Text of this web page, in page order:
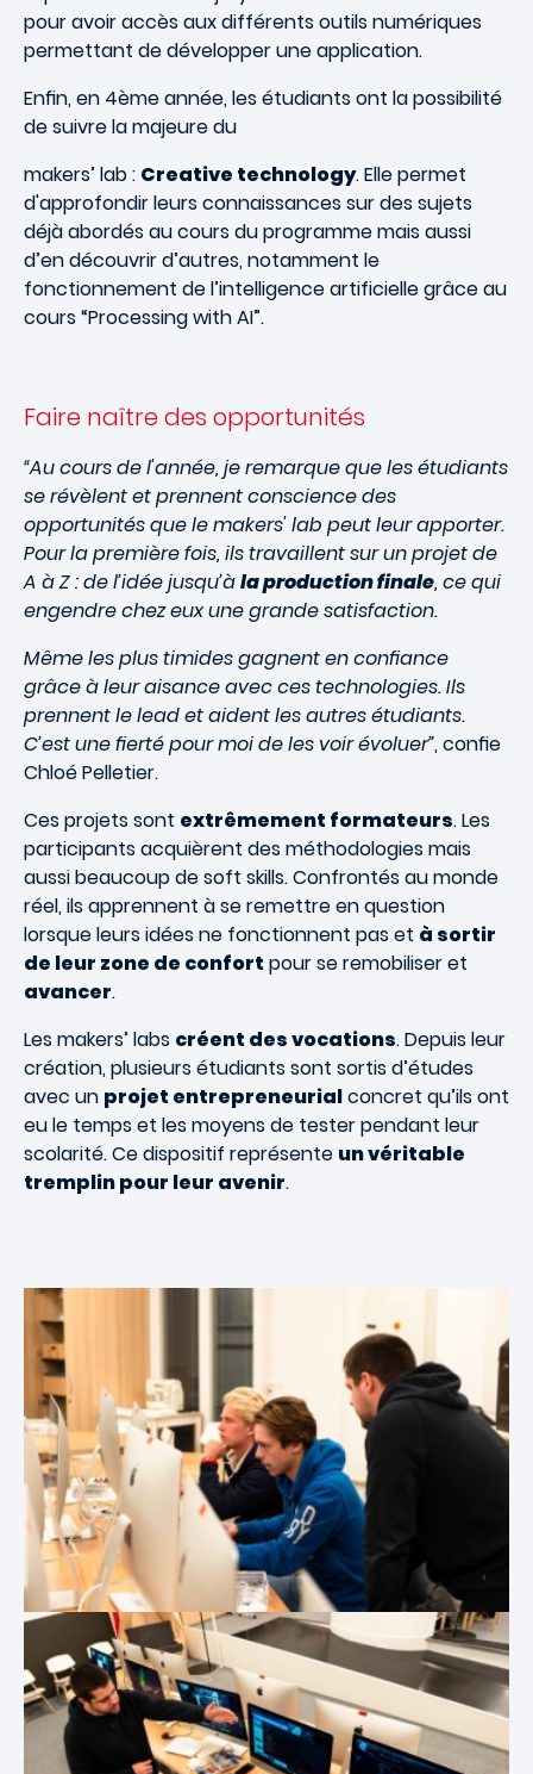
pour avoir accès aux différents outils numériques
permettant de développer une application.
Enﬁn, en 4ème année, les étudiants ont la possibilité
de suivre la majeure du
makers’ lab : Creative technology. Elle permet
d'approfondir leurs connaissances sur des sujets
déjà abordés au cours du programme mais aussi
d’en découvrir d’autres, notamment le
fonctionnement de l’intelligence artificielle grâce au
cours “Processing with AI”.
Faire naître des opportunités
“Au cours de l'année, je remarque que les étudiants
se révèlent et prennent conscience des
opportunités que le makers' lab peut leur apporter.
Pour la première fois, ils travaillent sur un projet de
A à Z : de l’idée jusqu’àla production finale, ce qui
engendre chez eux une grande satisfaction.
Même les plus timides gagnent en conﬁance
grâce à leur aisance avec ces technologies. Ils
prennent le lead et aident les autres étudiants.
C’est une ﬁerté pour moi de les voir évoluer”, conﬁe
Chloé Pelletier.
Ces projets sont extrêmement formateurs. Les
participants acquièrent des méthodologies mais
aussi beaucoup de soft skills. Confrontés au monde
réel, ils apprennent à se remettre en question
lorsque leurs idées ne fonctionnent pas et à sortir
de leur zone de confort pour se remobiliser et
avancer.
Les makers’ labs créent des vocations. Depuis leur
création, plusieurs étudiants sont sortis d’études
avec un projet entrepreneurialconcret qu’ils ont
eu le temps et les moyens de tester pendant leur
scolarité. Ce dispositif représente un véritable
tremplin pour leur avenir.